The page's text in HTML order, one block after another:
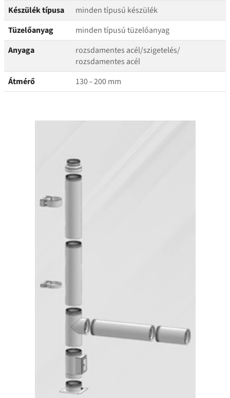
Készülék típusa
minden típusú készülék
Tüzelőanyag
minden típusú tüzelőanyag
Anyaga
rozsdamentes acél/​szigetelés/​
rozsdamentes acél
Átmérő
130 – 200 mm